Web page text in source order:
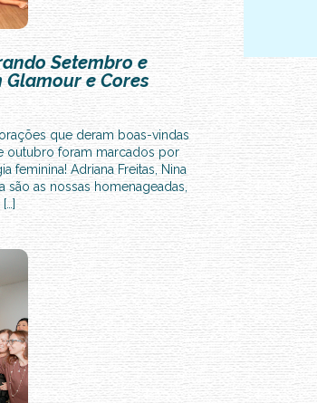
Setembro e
e Cores
que deram boas-vindas
outubro foram marcados por
feminina! Adriana Freitas, Nina
são as nossas homenageadas,